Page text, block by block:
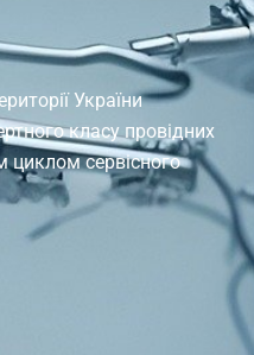
України
класу провідних
циклом сервісного